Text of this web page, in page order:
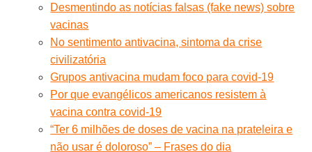
Desmentindo as notícias falsas (fake news) sobre
vacinas
No sentimento antivacina, sintoma da crise
civilizatória
Grupos antivacina mudam foco para covid-19
Por que evangélicos americanos resistem à
vacina contra covid-19
“Ter 6 milhões de doses de vacina na prateleira e
não usar é doloroso” – Frases do dia